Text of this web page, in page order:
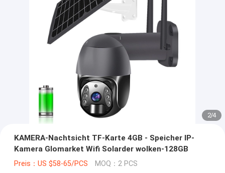
2/4
KAMERA-Nachtsicht TF-Karte 4GB - Speicher IP-
Kamera Glomarket Wifi Solarder wolken-128GB
Preis：US $58-65/PCS MOQ：2 PCS